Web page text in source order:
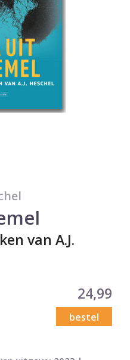
van A.J.
24,99
bestel